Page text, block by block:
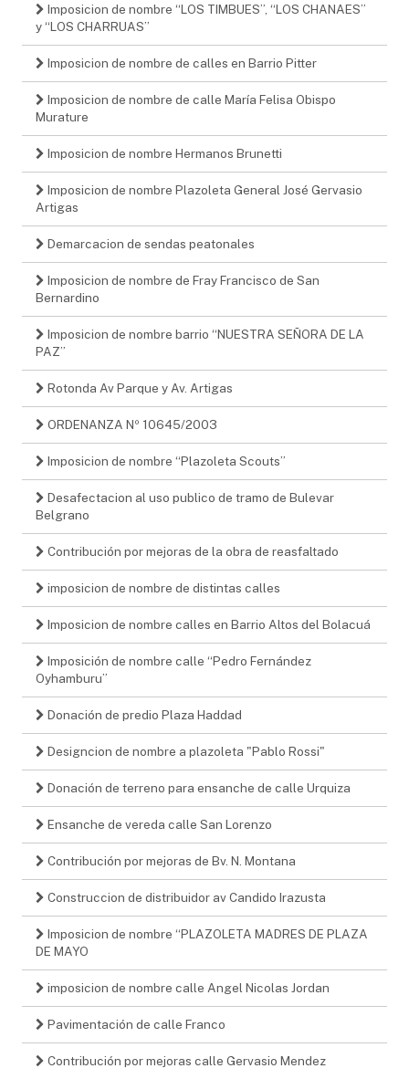
Imposicion de nombre “LOS TIMBUES”, “LOS CHANAES”
y “LOS CHARRUAS”
Imposicion de nombre de calles en Barrio Pitter
Imposicion de nombre de calle María Felisa Obispo
Murature
Imposicion de nombre Hermanos Brunetti
Imposicion de nombre Plazoleta General José Gervasio
Artigas
Demarcacion de sendas peatonales
Imposicion de nombre de Fray Francisco de San
Bernardino
Imposicion de nombre barrio “NUESTRA SEÑORA DE LA
PAZ”
Rotonda Av Parque y Av. Artigas
ORDENANZA Nº 10645/2003
Imposicion de nombre “Plazoleta Scouts”
Desafectacion al uso publico de tramo de Bulevar
Belgrano
Contribución por mejoras de la obra de reasfaltado
imposicion de nombre de distintas calles
Imposicion de nombre calles en Barrio Altos del Bolacuá
Imposición de nombre calle “Pedro Fernández
Oyhamburu”
Donación de predio Plaza Haddad
Designcion de nombre a plazoleta "Pablo Rossi"
Donación de terreno para ensanche de calle Urquiza
Ensanche de vereda calle San Lorenzo
Contribución por mejoras de Bv. N. Montana
Construccion de distribuidor av Candido Irazusta
Imposicion de nombre “PLAZOLETA MADRES DE PLAZA
DE MAYO
imposicion de nombre calle Angel Nicolas Jordan
Pavimentación de calle Franco
Contribución por mejoras calle Gervasio Mendez